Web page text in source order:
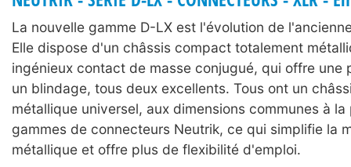
La nouvelle gamme D-LX est l'évolution de
Elle dispose d'un châssis compact totalement
ingénieux contact de masse conjugué, qui offre une
un blindage, tous deux excellents. Tous ont un
métallique universel, aux dimensions communes à
gammes de connecteurs Neutrik, ce qui simplifie la
métallique et offre plus de flexibilité d'emploi.